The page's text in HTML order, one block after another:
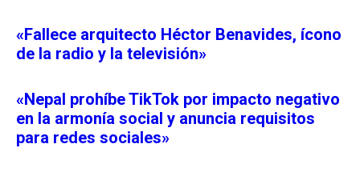
«Fallece arquitecto Héctor Benavides, ícono
de la radio y la televisión»
«Nepal prohíbe TikTok por impacto negativo
en la armonía social y anuncia requisitos
para redes sociales»